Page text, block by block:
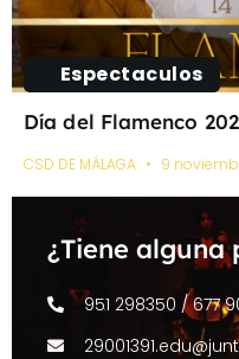
Espectaculos
Día del Flamenco
CSD DE MÁLAGA 9
¿Tiene alguna
951 298350 / 677